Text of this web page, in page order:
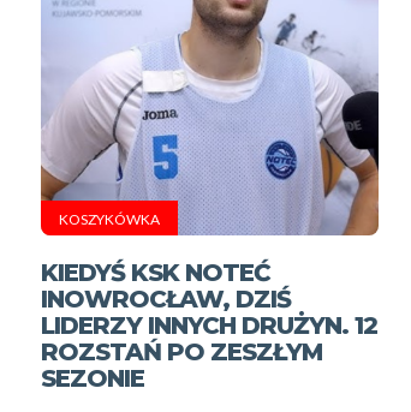
KOSZYKÓWKA
KIEDYŚ KSK NOTEĆ
INOWROCŁAW, DZIŚ
LIDERZY INNYCH DRUŻYN. 12
ROZSTAŃ PO ZESZŁYM
SEZONIE